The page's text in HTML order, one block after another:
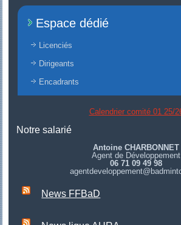
Espace dédié
Licenciés
Dirigeants
Encadrants
Calendrier comité 01 25/
Notre salarié
Antoine CHARBONNET
Agent de Développement
06 71 09 49 98
News FFBaD